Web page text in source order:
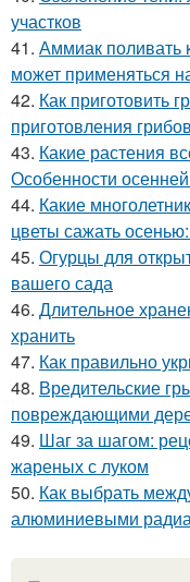
участков
41. Аммиак поливать
может применяться
42. Как приготовить
приготовления
43. Какие растения
Особенности
44. Какие
цветы сажать
45. Огурцы для
вашего сада
46. Длительное
хранить
47. Как правильно
48. Вредительские
повреждающими
49. Шаг за шагом:
жареных с луком
50. Как выбрать
алюминиевыми